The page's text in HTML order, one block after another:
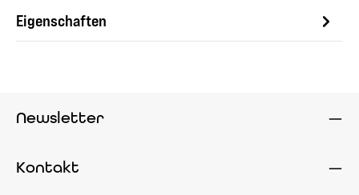
Eigenschaften
Newsletter
Kontakt